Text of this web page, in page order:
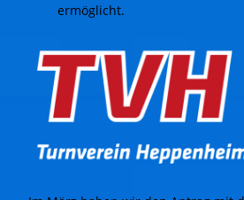
ermöglicht.